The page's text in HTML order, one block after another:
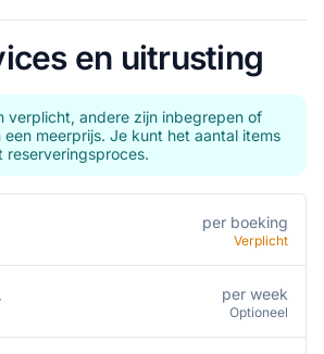
en uitrusting
verplicht, andere zijn inbegrepen of
meerprijs. Je kunt het aantal items
reserveringsproces.
per boeking
Verplicht
per week
Optioneel